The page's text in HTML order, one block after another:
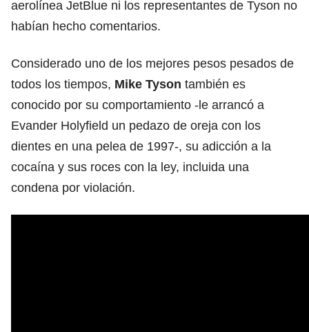
aerolínea JetBlue ni los representantes de Tyson no
habían hecho comentarios.
Considerado uno de los mejores pesos pesados de
todos los tiempos, Mike Tyson también es
conocido por su comportamiento -le arrancó a
Evander Holyfield un pedazo de oreja con los
dientes en una pelea de 1997-, su adicción a la
cocaína y sus roces con la ley, incluida una
condena por violación.